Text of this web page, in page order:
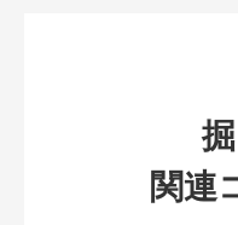
関連